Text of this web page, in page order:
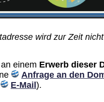
wird zur Zeit
einem Erwerb dieser
Anfrage an den
E-Mail ).